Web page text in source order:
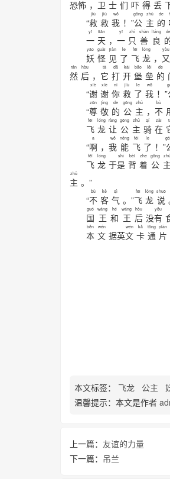
恐怖 ， 卫 士 们 吓 得 丢
“救
jiù
救
jiù
我
wǒ
！”公
gōng
主
zhǔ
的
de
一
yī
天
tiān
， 一
yī
只
zhǐ
善
shàn
良
liáng de
妖
yāo
怪
guài
见
jiàn
了
le
飞
fēi
龙
lóng
， 又
yòu
然
rán
后
hòu
， 它
tā
打
dǎ
开
kāi
堡
bǎo
垒
lěi
的
de
“谢
xiè
谢
xiè
你
nǐ
救
jiù
了
le
我
wǒ
！”
“尊
zūn
敬
jìng
的
de
公
gōng
主
zhǔ
， 不
bù
飞
fēi
龙
lóng
让
ràng
公
gōng
主
zhǔ
骑
qí
在
zài
“啊
a
， 我
wǒ
能
néng
飞
fēi
了
le
！”
飞
fēi
龙
lóng
于是
shì
背
bèi
着
zhe
公
gōng
主
zhǔ
主
zhǔ
。”
“不
bù
客
kè
气
qì
。”飞
fēi
龙
lóng
说
shuō
国
guó
王
wáng
和
hé
王
wáng
后
hòu
没有
yǒu
本
běn
文
wén
据英文
wén
卡
kǎ
通
tōng
片
piàn
本文标签： 飞龙 公主
温馨提示：本文是作者
上一篇： 友谊的力量
下一篇： 吊兰